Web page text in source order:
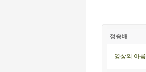
정종배
영상의 아